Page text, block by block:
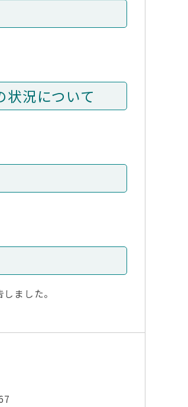
況について
ました。